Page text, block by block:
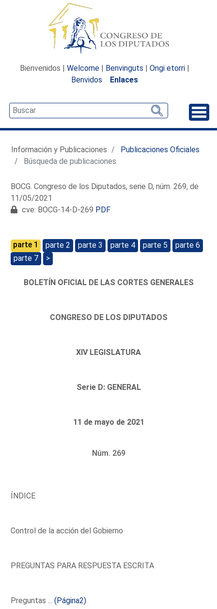
Bienvenidos | Welcome | Benvinguts | Ongi etorri |
Benvidos
Enlaces
Información y Publicaciones
Publicaciones Oficiales
Búsqueda de publicaciones
BOCG. Congreso de los Diputados, serie D, núm. 269, de
11/05/2021
cve: BOCG-14-D-269 PDF
parte 1 parte 2 parte 3 parte 4 parte 5
parte 6
parte 7
>
BOLETÍN OFICIAL DE LAS CORTES GENERALES
CONGRESO DE LOS DIPUTADOS
XIV LEGISLATURA
Serie D: GENERAL
11 de mayo de 2021
Núm. 269
ÍNDICE
Control de la acción del Gobierno
PREGUNTAS PARA RESPUESTA ESCRITA
Preguntas ...(Página2)